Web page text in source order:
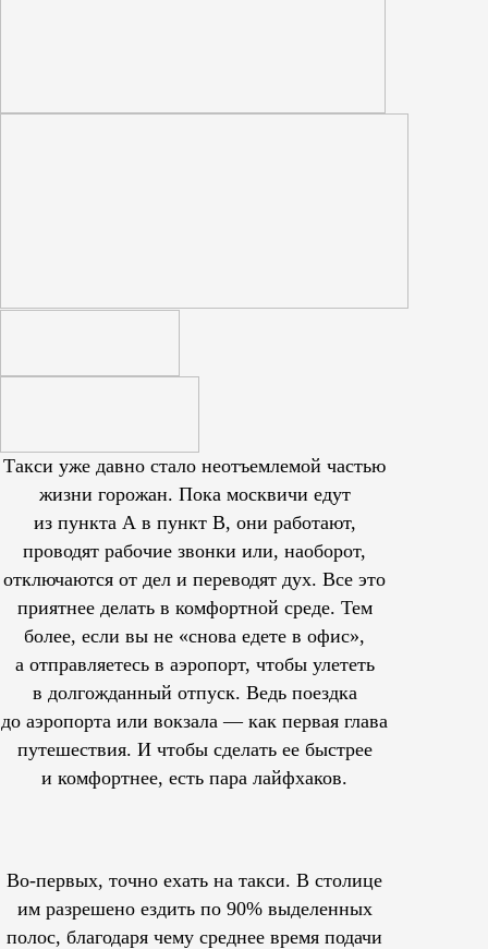
Такси уже давно стало неотъемлемой частью
жизни горожан. Пока москвичи едут
из пункта А в пункт В, они работают,
проводят рабочие звонки или, наоборот,
отключаются от дел и переводят дух. Все это
приятнее делать в комфортной среде. Тем
более, если вы не «снова едете в офис»,
а отправляетесь в аэропорт, чтобы улететь
в долгожданный отпуск. Ведь поездка
до аэропорта или вокзала — как первая глава
путешествия. И чтобы сделать ее быстрее
и комфортнее, есть пара лайфхаков.
Во-первых, точно ехать на такси. В столице
им разрешеноездить по 90% выделенных
полос, благодаря чему среднее время подачи